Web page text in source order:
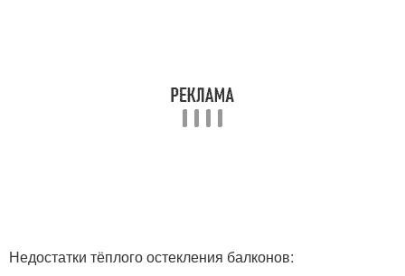
Недостатки тёплого остекления балконов: